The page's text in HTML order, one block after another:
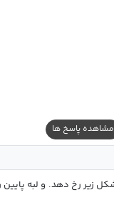
مشاهده پاسخ ها